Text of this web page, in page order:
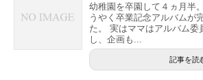
幼稚園を卒園して４ヵ月半
うやく卒業記念アルバムが
た。 実はママはアルバム委
し、企画も...
記事を読